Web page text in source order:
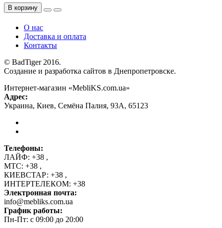
В корзину
О нас
Доставка и оплата
Контакты
© BadTiger 2016.
Создание и разработка сайтов в Днепропетровске.
Интернет-магазин «MebliKS.com.ua»
Адрес:
Украина, Киев, Семёна Палия, 93А, 65123
Телефоны:
ЛАЙФ: +38 ,
МТС: +38 ,
КИЕВСТАР: +38 ,
ИНТЕРТЕЛЕКОМ: +38
Электронная почта:
info@mebliks.com.ua
График работы:
Пн-Пт: с 09:00 до 20:00